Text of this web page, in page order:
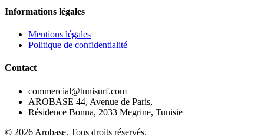
Informations légales
Mentions légales
Politique de confidentialité
Contact
commercial@tunisurf.com
AROBASE 44, Avenue de Paris,
Résidence Bonna, 2033 Megrine, Tunisie
© 2026 Arobase. Tous droits réservés.